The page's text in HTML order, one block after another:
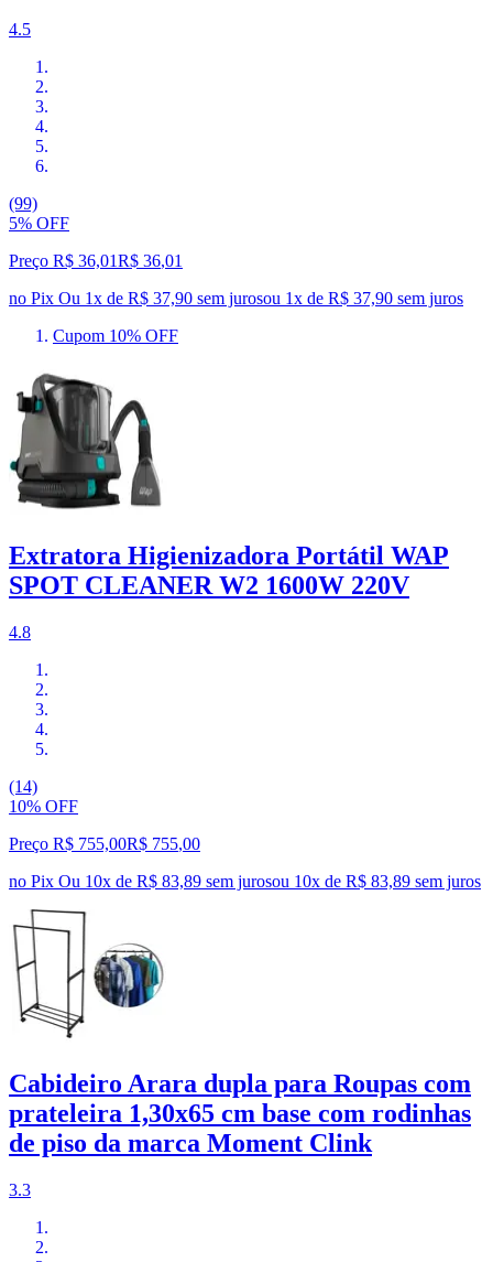
4.5
(99)
5% OFF
Preço R$ 36,01R$ 36,01
no Pix Ou 1x de R$ 37,90 sem jurosou 1x de R$ 37,90 sem juros
Cupom 10% OFF
Extratora Higienizadora Portátil WAP
SPOT CLEANER W2 1600W 220V
4.8
(14)
10% OFF
Preço R$ 755,00R$ 755,00
no Pix Ou 10x de R$ 83,89 sem jurosou 10x de R$ 83,89 sem juros
Cabideiro Arara dupla para Roupas com
prateleira 1,30x65 cm base com rodinhas
de piso da marca Moment Clink
3.3